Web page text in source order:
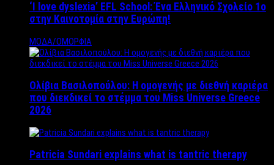
‘Ι love dyslexia’ EFL School: Ένα Ελληνικό Σχολείo 1ο
στην Καινοτομία στην Ευρώπη!
ΜΟΔΑ/ΟΜΟΡΦΙΑ
Ολίβια Βασιλοπούλου: Η ομογενής με διεθνή καριέρα
που διεκδικεί το στέμμα του Miss Universe Greece
2026
Patricia Sundari explains what is tantric therapy